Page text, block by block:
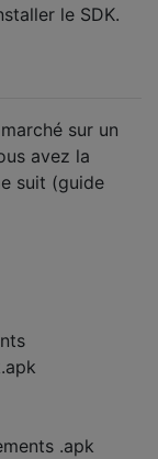
le SDK.
sur un
avez la
suit (guide
.apk